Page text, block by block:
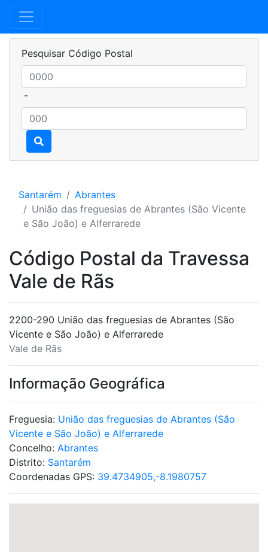
Pesquisar Código Postal
-
Santarém
Abrantes
União das freguesias de Abrantes (São Vicente
e São João) e Alferrarede
Código Postal da Travessa
Vale de Rãs
2200-290 União das freguesias de Abrantes (São
Vicente e São João) e Alferrarede
Vale de Rãs
Informação Geográfica
Freguesia: União das freguesias de Abrantes (São
Vicente e São João) e Alferrarede
Concelho: Abrantes
Distrito: Santarém
Coordenadas GPS: 39.4734905,-8.1980757